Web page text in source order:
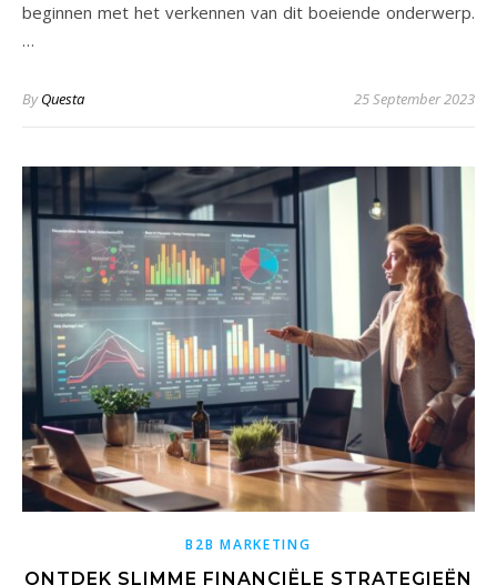
beginnen met het verkennen van dit boeiende onderwerp.
…
ByQuesta 25 September 2023
B2B MARKETING
ONTDEK SLIMME FINANCIËLE STRATEGIEËN